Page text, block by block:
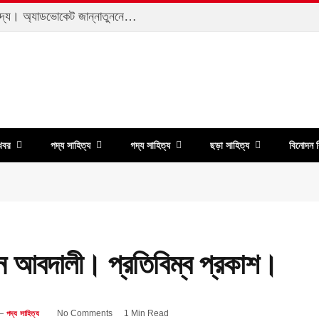
মাতৃত্বে নারীবান্ধব সমাজ অপরিহার্য। মুক্তগদ্য। অ্যাডভোকেট জান্নাতুননেছা তমা
পদ্য সাহিত্য গদ্য সাহিত্য ছড়া সাহিত্য বিনোদন
প্রতিবিম্ব প্রকাশ।
পদ্য সাহিত্য No Comments 1 Min Read